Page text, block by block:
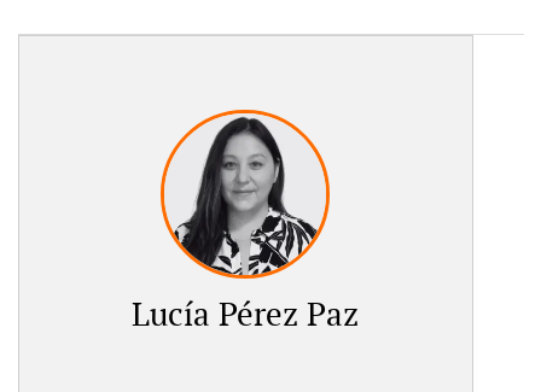
Lucía Pérez Paz